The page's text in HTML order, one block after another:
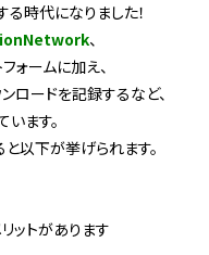
時代になりました！
、
ォームに加え、
ロードを記録するなど、
ます。
以下が挙げられます。
ットがあります